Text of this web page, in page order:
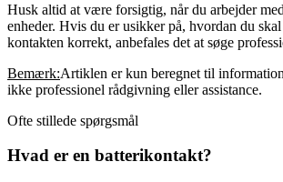
Husk altid at være forsigtig, når du arbejder
enheder. Hvis du er usikker på, hvordan du
kontakten korrekt, anbefales det at søge
Bemærk:Artiklen er kun beregnet til
ikke professionel rådgivning eller assistance.
Ofte stillede spørgsmål
Hvad er en batterikontakt?